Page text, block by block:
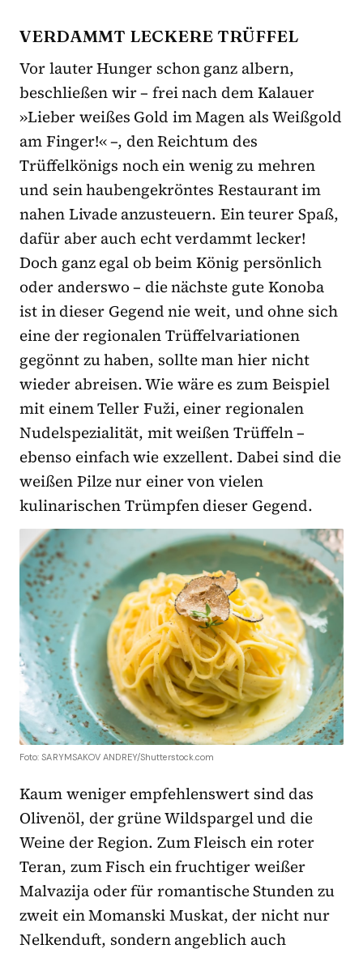
VERDAMMT LECKERE TRÜFFEL
Vor lauter Hunger schon ganz albern,
beschließen wir – frei nach dem Kalauer
»Lieber weißes Gold im Magen als Weißgold
am Finger!« –, den Reichtum des
Trüffelkönigs noch ein wenig zu mehren
und sein haubengekröntes Restaurant im
nahen Livade anzusteuern. Ein teurer Spaß,
dafür aber auch echt verdammt lecker!
Doch ganz egal ob beim König persönlich
oder anderswo – die nächste gute Konoba
ist in dieser Gegend nie weit, und ohne sich
eine der regionalen Trüffelvariationen
gegönnt zu haben, sollte man hier nicht
wieder abreisen. Wie wäre es zum Beispiel
mit einem Teller Fuži, einer regionalen
Nudelspezialität, mit weißen Trüffeln –
ebenso einfach wie exzellent. Dabei sind die
weißen Pilze nur einer von vielen
kulinarischen Trümpfen dieser Gegend.
Foto: SARYMSAKOV ANDREY/Shutterstock.com
Kaum weniger empfehlenswert sind das
Olivenöl, der grüne Wildspargel und die
Weine der Region. Zum Fleisch ein roter
Teran, zum Fisch ein fruchtiger weißer
Malvazija oder für romantische Stunden zu
zweit ein Momanski Muskat, der nicht nur
Nelkenduft, sondern angeblich auch